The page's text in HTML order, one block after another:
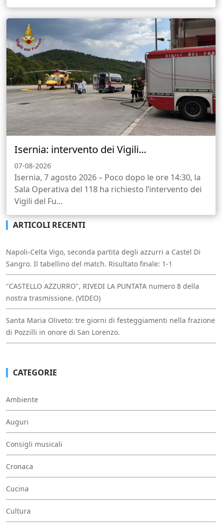
Isernia: intervento dei Vigili...
07-08-2026
Isernia, 7 agosto 2026 – Poco dopo le ore 14:30, la
Sala Operativa del 118 ha richiesto l’intervento dei
Vigili del Fu...
ARTICOLI RECENTI
Napoli-Celta Vigo, seconda partita degli azzurri a Castel Di
Sangro. Il tabellino del match. Risultato finale: 1-1
"CASTELLO AZZURRO", RIVEDI LA PUNTATA numero 8 della
nostra trasmissione. (VIDEO)
Santa Maria Oliveto: tre giorni di festeggiamenti nella frazione
di Pozzilli in onore di San Lorenzo.
CATEGORIE
Ambiente
Auguri
Consigli musicali
Cronaca
Cucina
Cultura